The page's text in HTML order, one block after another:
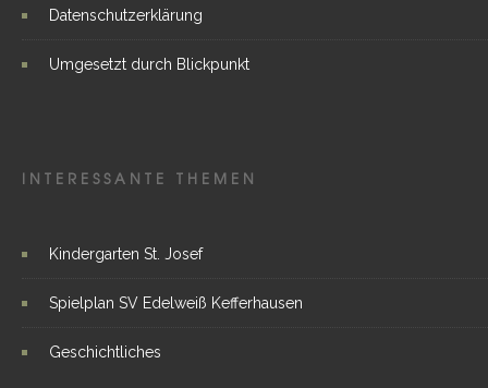
Datenschutzerklärung
Umgesetzt durch Blickpunkt
INTERESSANTE THEMEN
Kindergarten St. Josef
Spielplan SV Edelweiß Kefferhausen
Geschichtliches